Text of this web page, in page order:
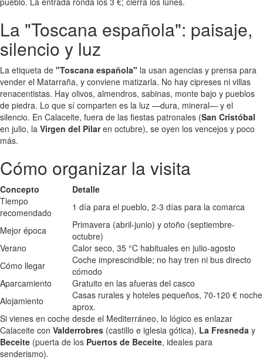
La "Toscana española": paisaje,
silencio y luz
La etiqueta de "Toscana española" la usan agencias y prensa para
vender el Matarraña, y conviene matizarla. No hay cipreses ni villas
renacentistas. Hay olivos, almendros, sabinas, monte bajo y pueblos
de piedra. Lo que sí comparten es la luz —dura, mineral— y el
silencio. En Calaceite, fuera de las fiestas patronales (San Cristóbal
en julio, la Virgen del Pilaren octubre), se oyen los vencejos y poco
más.
Cómo organizar la visita
Concepto
Detalle
Tiempo
recomendado
1 día para el pueblo, 2-3 días para la comarca
Mejor época
Primavera (abril-junio) y otoño (septiembre-
octubre)
Verano
Calor seco, 35 °C habituales en julio-agosto
Cómo llegar
Coche imprescindible; no hay tren ni bus directo
cómodo
Aparcamiento
Gratuito en las afueras del casco
Alojamiento
Casas rurales y hoteles pequeños, 70-120 € noche
aprox.
Si vienes en coche desde el Mediterráneo, lo lógico es enlazar
Calaceite con Valderrobres (castillo e iglesia gótica), La Fresneda y
Beceite (puerta de los Puertos de Beceite, ideales para
senderismo).